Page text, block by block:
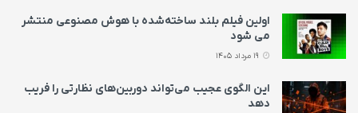
اولین فیلم بلند ساخته‌شده با هوش مصنوعی منتشر
می‌ شود
این الگوی عجیب می‌تواند دوربین‌های نظارتی را فریب
دهد